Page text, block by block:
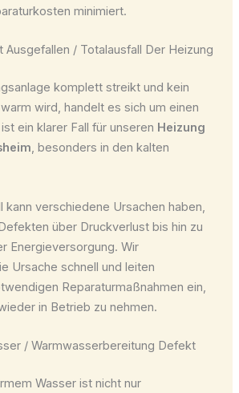
minimiert.
Ausgefallen / Totalausfall Der Heizung
komplett streikt und kein
wird, handelt es sich um einen
ein klarer Fall für unseren Heizung
, besonders in den kalten
kann verschiedene Ursachen haben,
über Druckverlust bis hin zu
Energieversorgung. Wir
Ursache schnell und leiten
Reparaturmaßnahmen ein,
in Betrieb zu nehmen.
/ Warmwasserbereitung Defekt
Wasser ist nicht nur